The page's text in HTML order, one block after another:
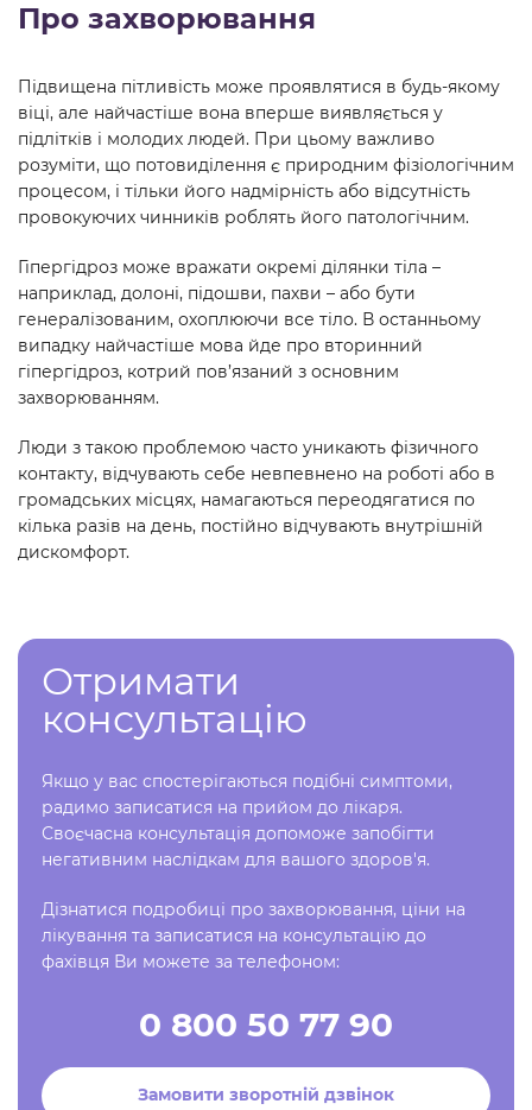
Про захворювання
Підвищена пітливість може проявлятися в будь-якому
віці, але найчастіше вона вперше виявляється у
підлітків і молодих людей. При цьому важливо
розуміти, що потовиділення є природним фізіологічним
процесом, і тільки його надмірність або відсутність
провокуючих чинників роблять його патологічним.
Гіпергідроз може вражати окремі ділянки тіла –
наприклад, долоні, підошви, пахви – або бути
генералізованим, охоплюючи все тіло. В останньому
випадку найчастіше мова йде про вторинний
гіпергідроз, котрий пов’язаний з основним
захворюванням.
Люди з такою проблемою часто уникають фізичного
контакту, відчувають себе невпевнено на роботі або в
громадських місцях, намагаються переодягатися по
кілька разів на день, постійно відчувають внутрішній
дискомфорт.
Отримати
консультацію
Якщо у вас спостерігаються подібні симптоми,
радимо записатися на прийом до лікаря.
Своєчасна консультація допоможе запобігти
негативним наслідкам для вашого здоров'я.
Дізнатися подробиці про захворювання, ціни на
лікування та записатися на консультацію до
фахівця Ви можете за телефоном:
0 800 50 77 90
Замовити зворотній дзвінок